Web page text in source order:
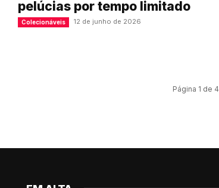
pelúcias por tempo limitado
Colecionáveis 12 de junho de 2026
Página 1 de 4